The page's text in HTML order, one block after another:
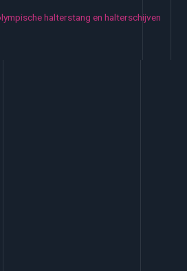
halterstang en halterschijven